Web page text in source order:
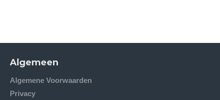
Algemeen
Algemene Voorwaarden
Privacy